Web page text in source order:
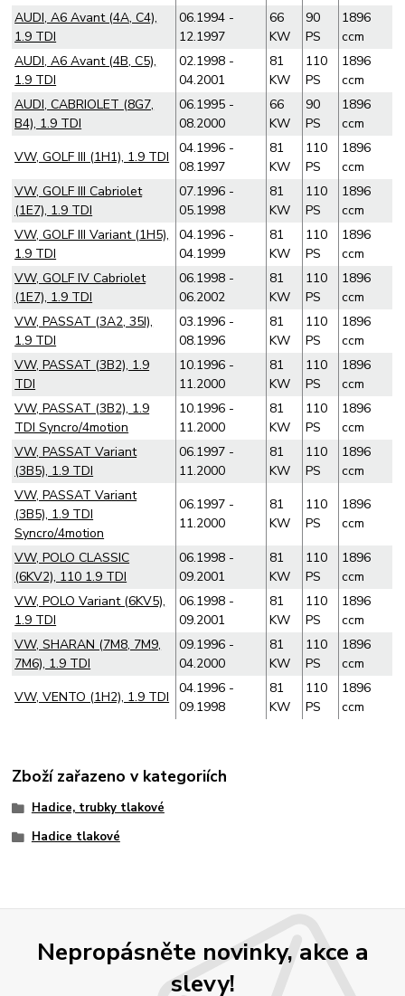
AUDI, A6 Avant (4A, C4),
1.9 TDI
06.1994 -
12.1997
66
KW
90
PS
1896
ccm
AUDI, A6 Avant (4B, C5),
1.9 TDI
02.1998 -
04.2001
81
KW
110
PS
1896
ccm
AUDI, CABRIOLET (8G7,
B4), 1.9 TDI
06.1995 -
08.2000
66
KW
90
PS
1896
ccm
VW, GOLF III (1H1), 1.9 TDI
04.1996 -
08.1997
81
KW
110
PS
1896
ccm
VW, GOLF III Cabriolet
(1E7), 1.9 TDI
07.1996 -
05.1998
81
KW
110
PS
1896
ccm
VW, GOLF III Variant (1H5),
1.9 TDI
04.1996 -
04.1999
81
KW
110
PS
1896
ccm
VW, GOLF IV Cabriolet
(1E7), 1.9 TDI
06.1998 -
06.2002
81
KW
110
PS
1896
ccm
VW, PASSAT (3A2, 35I),
1.9 TDI
03.1996 -
08.1996
81
KW
110
PS
1896
ccm
VW, PASSAT (3B2), 1.9
TDI
10.1996 -
11.2000
81
KW
110
PS
1896
ccm
VW, PASSAT (3B2), 1.9
TDI Syncro/4motion
10.1996 -
11.2000
81
KW
110
PS
1896
ccm
VW, PASSAT Variant
(3B5), 1.9 TDI
06.1997 -
11.2000
81
KW
110
PS
1896
ccm
VW, PASSAT Variant
(3B5), 1.9 TDI
Syncro/4motion
06.1997 -
11.2000
81
KW
110
PS
1896
ccm
VW, POLO CLASSIC
(6KV2), 110 1.9 TDI
06.1998 -
09.2001
81
KW
110
PS
1896
ccm
VW, POLO Variant (6KV5),
1.9 TDI
06.1998 -
09.2001
81
KW
110
PS
1896
ccm
VW, SHARAN (7M8, 7M9,
7M6), 1.9 TDI
09.1996 -
04.2000
81
KW
110
PS
1896
ccm
VW, VENTO (1H2), 1.9 TDI
04.1996 -
09.1998
81
KW
110
PS
1896
ccm
Zboží zařazeno v kategoriích
Hadice, trubky tlakové
Hadice tlakové
Nepropásněte novinky, akce a
slevy!